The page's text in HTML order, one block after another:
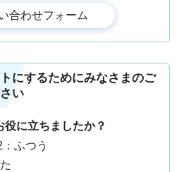
にするためにみなさまのご
い
役に立ちましたか？
：ふつう